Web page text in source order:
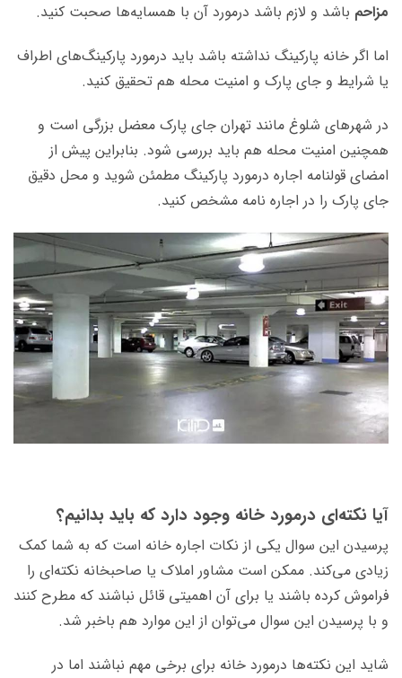
مزاحم باشد و لازم باشد درمورد آن با همسایه‌ها صحبت کنید.
اما اگر خانه پارکینگ نداشته باشد باید درمورد پارکینگ‌های اطراف
یا شرایط و جای پارک و امنیت محله هم تحقیق کنید.
در شهرهای شلوغ مانند تهران جای پارک معضل بزرگی است و
همچنین امنیت محله هم باید بررسی شود. بنابراین پیش از
امضای قولنامه اجاره درمورد پارکینگ مطمئن شوید و محل دقیق
جای پارک را در اجاره نامه مشخص کنید.
آیا نکته‌ای درمورد خانه وجود دارد که باید بدانیم؟
پرسیدن این سوال یکی از نکات اجاره خانه است که به شما کمک
زیادی می‌کند. ممکن است مشاور املاک یا صاحبخانه نکته‌ای را
فراموش کرده باشند یا برای آن اهمیتی قائل نباشند که مطرح کنند
و با پرسیدن این سوال می‌توان از این موارد هم باخبر شد.
شاید این نکته‌ها درمورد خانه برای برخی مهم نباشند اما در